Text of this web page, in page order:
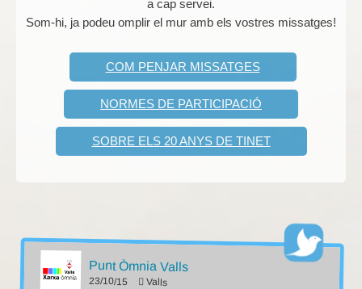
a cap servei.
Som-hi, ja podeu omplir el mur amb els vostres missatges!
COM PENJAR MISSATGES
NORMES DE PARTICIPACIÓ
SOBRE ELS 20 ANYS DE TINET
Punt Òmnia Valls
23/10/15 Valls